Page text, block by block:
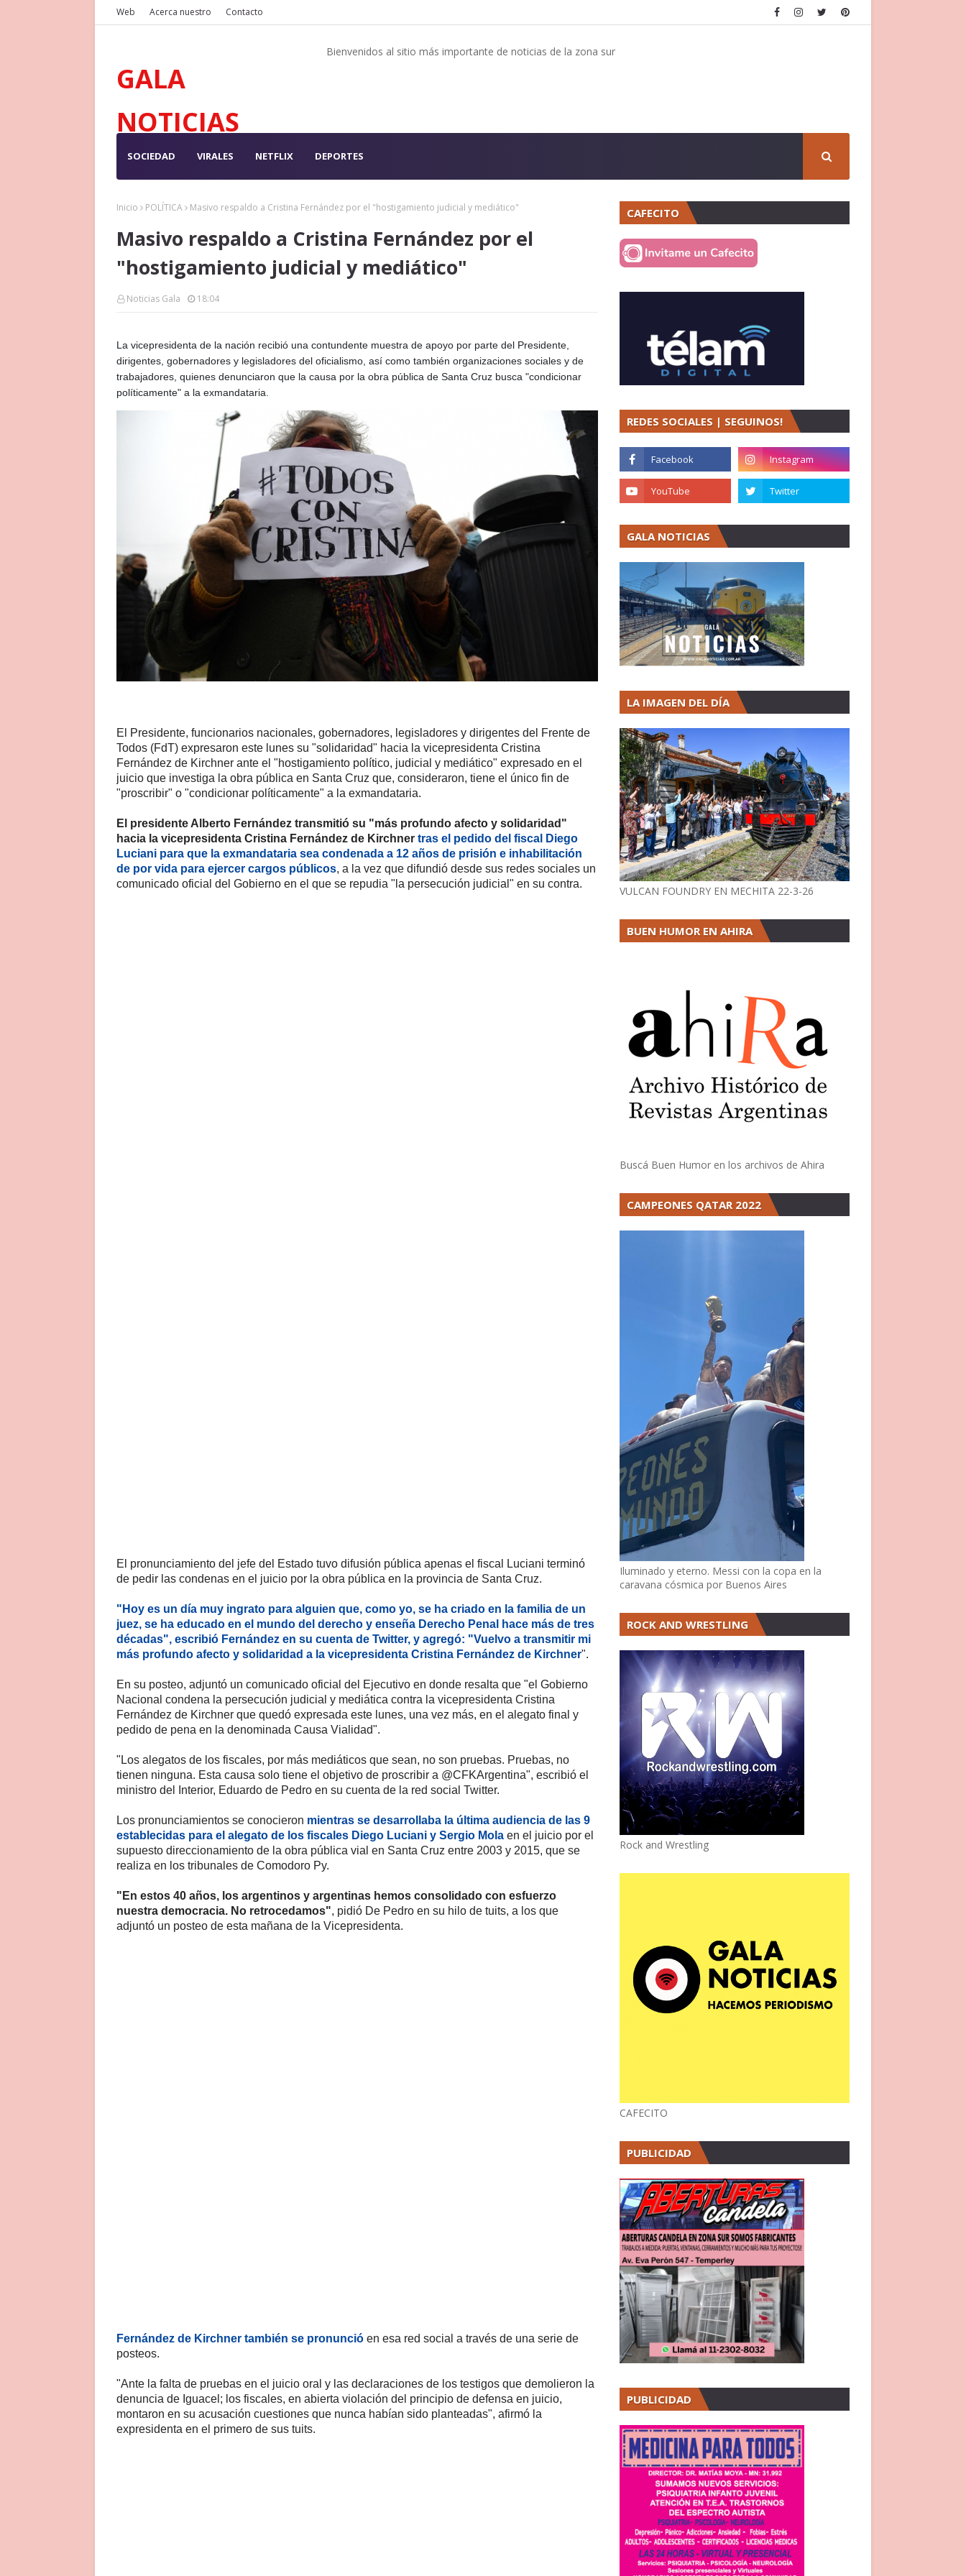
Web Acerca nuestro Contacto
GALA
NOTICIAS
Bienvenidos al sitio más importante de noticias de la zona sur
SOCIEDAD VIRALES NETFLIX DEPORTES
Inicio POLÍTICA Masivo respaldo a Cristina Fernández por el "hostigamiento judicial y mediático"
Masivo respaldo a Cristina Fernández por el
"hostigamiento judicial y mediático"
Noticias Gala 18:04
La vicepresidenta de la nación recibió una contundente muestra de apoyo por parte del Presidente,
dirigentes, gobernadores y legisladores del oficialismo, así como también organizaciones sociales y de
trabajadores, quienes denunciaron que la causa por la obra pública de Santa Cruz busca "condicionar
políticamente" a la exmandataria.
El Presidente, funcionarios nacionales, gobernadores, legisladores y dirigentes del Frente de
Todos (FdT) expresaron este lunes su "solidaridad" hacia la vicepresidenta Cristina
Fernández de Kirchner ante el "hostigamiento político, judicial y mediático" expresado en el
juicio que investiga la obra pública en Santa Cruz que, consideraron, tiene el único fin de
"proscribir" o "condicionar políticamente" a la exmandataria.
El presidente Alberto Fernández transmitió su "más profundo afecto y solidaridad"
hacia la vicepresidenta Cristina Fernández de Kirchner tras el pedido del fiscal Diego
Luciani para que la exmandataria sea condenada a 12 años de prisión e inhabilitación
de por vida para ejercer cargos públicos, a la vez que difundió desde sus redes sociales un
comunicado oficial del Gobierno en el que se repudia "la persecución judicial" en su contra.
El pronunciamiento del jefe del Estado tuvo difusión pública apenas el fiscal Luciani terminó
de pedir las condenas en el juicio por la obra pública en la provincia de Santa Cruz.
"Hoy es un día muy ingrato para alguien que, como yo, se ha criado en la familia de un
juez, se ha educado en el mundo del derecho y enseña Derecho Penal hace más de tres
décadas", escribió Fernández en su cuenta de Twitter, y agregó: "Vuelvo a transmitir mi
más profundo afecto y solidaridad a la vicepresidenta Cristina Fernández de Kirchner".
En su posteo, adjuntó un comunicado oficial del Ejecutivo en donde resalta que "el Gobierno
Nacional condena la persecución judicial y mediática contra la vicepresidenta Cristina
Fernández de Kirchner que quedó expresada este lunes, una vez más, en el alegato final y
pedido de pena en la denominada Causa Vialidad".
"Los alegatos de los fiscales, por más mediáticos que sean, no son pruebas. Pruebas, no
tienen ninguna. Esta causa solo tiene el objetivo de proscribir a @CFKArgentina", escribió el
ministro del Interior, Eduardo de Pedro en su cuenta de la red social Twitter.
Los pronunciamientos se conocieron mientras se desarrollaba la última audiencia de las 9
establecidas para el alegato de los fiscales Diego Luciani y Sergio Mola en el juicio por el
supuesto direccionamiento de la obra pública vial en Santa Cruz entre 2003 y 2015, que se
realiza en los tribunales de Comodoro Py.
"En estos 40 años, los argentinos y argentinas hemos consolidado con esfuerzo
nuestra democracia. No retrocedamos", pidió De Pedro en su hilo de tuits, a los que
adjuntó un posteo de esta mañana de la Vicepresidenta.
Fernández de Kirchner también se pronunció en esa red social a través de una serie de
posteos.
"Ante la falta de pruebas en el juicio oral y las declaraciones de los testigos que demolieron la
denuncia de Iguacel; los fiscales, en abierta violación del principio de defensa en juicio,
montaron en su acusación cuestiones que nunca habían sido planteadas", afirmó la
expresidenta en el primero de sus tuits.
CAFECITO
REDES SOCIALES | SEGUINOS!
GALA NOTICIAS
LA IMAGEN DEL DÍA
VULCAN FOUNDRY EN MECHITA 22-3-26
BUEN HUMOR EN AHIRA
Buscá Buen Humor en los archivos de Ahira
CAMPEONES QATAR 2022
Iluminado y eterno. Messi con la copa en la
caravana cósmica por Buenos Aires
ROCK AND WRESTLING
Rock and Wrestling
CAFECITO
PUBLICIDAD
PUBLICIDAD